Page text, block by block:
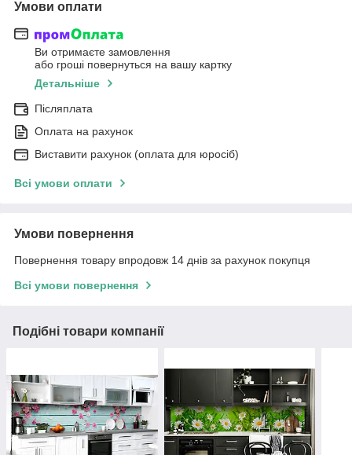
Умови оплати
Ви отримаєте замовлення
або гроші повернуться на вашу картку
Детальніше
Післяплата
Оплата на рахунок
Виставити рахунок (оплата для юросіб)
Всі умови оплати
Умови повернення
Повернення товару впродовж 14 днів за рахунок покупця
Всі умови повернення
Подібні товари компанії